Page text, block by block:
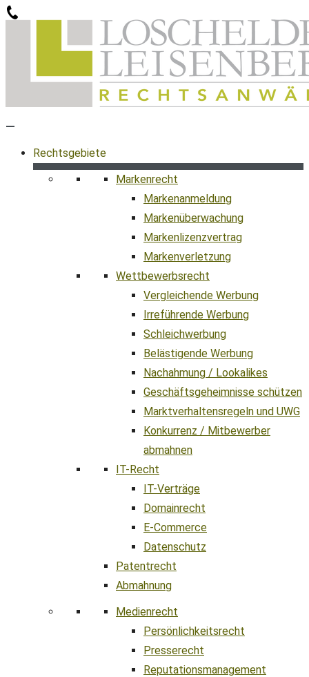
Zum
Rechtsgebiete
Markenrecht
Markenanmeldung
Markenüberwachung
Markenlizenzvertrag
Markenverletzung
Wettbewerbsrecht
Vergleichende Werbung
Irreführende Werbung
Schleichwerbung
Belästigende Werbung
Nachahmung / Lookalikes
Geschäftsgeheimnisse schützen
Marktverhaltensregeln und UWG
Konkurrenz / Mitbewerber
abmahnen
IT-Recht
IT-Verträge
Domainrecht
E-Commerce
Datenschutz
Patentrecht
Abmahnung
Medienrecht
Persönlichkeitsrecht
Presserecht
Reputationsmanagement